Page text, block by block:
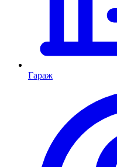
Гараж